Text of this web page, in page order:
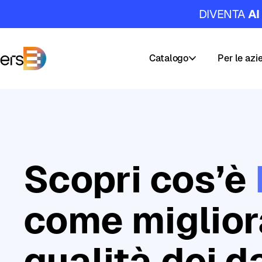
DIVENTAAI
Catalogo
Carriera
Per le
AI
&
Data
Masters
Scopri cos’è
come